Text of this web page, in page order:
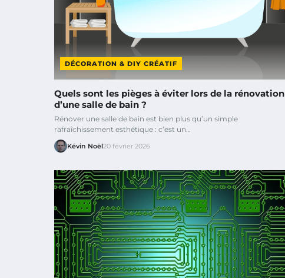
DÉCORATION & DIY CRÉATIF
Quels sont les pièges à éviter lors de la rénovation
d’une salle de bain ?
Rénover une salle de bain est bien plus qu’un simple
rafraîchissement esthétique : c’est un…
Kévin Noël20 février 2026